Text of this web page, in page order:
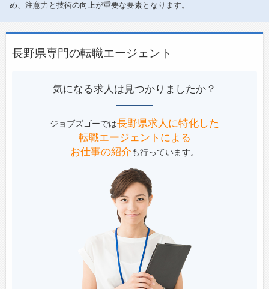
め、注意力と技術の向上が重要な要素となります。
長野県専門の転職エージェント
気になる求人は見つかりましたか？
ジョブズゴーでは長野県求人に特化した
転職エージェントによる
お仕事の紹介も行っています。